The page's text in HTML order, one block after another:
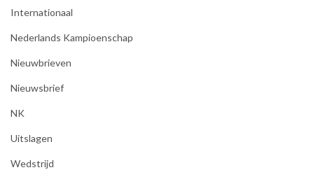
Internationaal
Nederlands Kampioenschap
Nieuwbrieven
Nieuwsbrief
NK
Uitslagen
Wedstrijd